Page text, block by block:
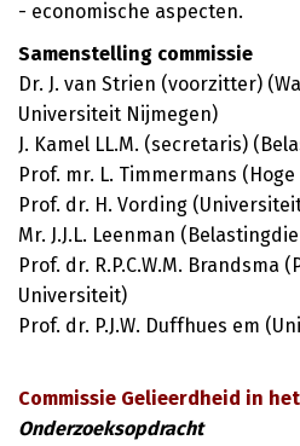
- economische aspecten.
Samenstelling commissie
Dr. J. van Strien (voorzitter)
Universiteit Nijmegen)
J. Kamel LL.M. (secretaris)
Prof. mr. L. Timmermans (Hoge
Prof. dr. H. Vording
Mr. J.J.L. Leenman
Prof. dr. R.P.C.W.M. Brandsma
Universiteit)
Prof. dr. P.J.W. Duffhues em
Commissie Gelieerdheid in
Onderzoeksopdracht